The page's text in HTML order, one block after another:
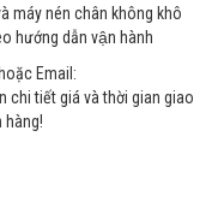
máy nén chân không khô
hướng dẫn vận hành
Email:
chi tiết giá và thời gian giao
hàng!